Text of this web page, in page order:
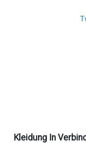
Kleidung In